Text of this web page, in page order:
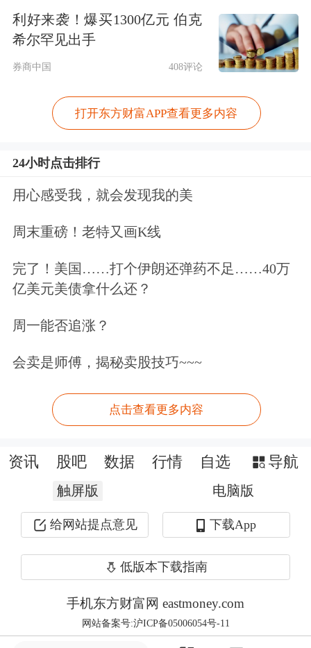
至于重量级版本Gemini 3.5 Pro，目前仅
在内部使用，预计下月才会向更广泛的
在AI智能体方面，谷歌推出了Gemini
Spark，这是Gemini应用中一款新型通
用AI智能体，能够对关联应用中的信息
够管理用户的数字生活，并代表用户执
行操作。Gemini Spark目前处于测试阶
段，下周将首先向受信任的测试用户及
Google AI Ultra订阅用户开放。
皮查伊表示：“我们已经将智能体带给
开发者和企业一段时间了。现在，我们
专注于将这种前沿能力安全可靠地带给
消费者，让每个人都能受益。”
随着越来越多的互联网用户使用聊天
器人 ，谷歌正在努力说服传统搜索用户
信任其完成最少输入即可执行的任务。
在公司资本支出大幅上升的情况下，华
尔街关注谷歌是否能实现产品深度整
合，而智能代理功能可能成为重要突破
利好来袭！爆买1300亿元 伯克
希尔罕见出手
券商中国 408评论
打开东方财富APP查看更多内容
24小时点击排行
用心感受我，就会发现我的美
周末重磅！老特又画K线
完了！美国……打个伊朗还弹药不足……40万
亿美元美债拿什么还？
周一能否追涨？
会卖是师傅，揭秘卖股技巧~~~
点击查看更多内容
资讯 股吧 数据 行情 自选 导航
触屏版 电脑版
给网站提点意见 下载App
低版本下载指南
手机东方财富网 eastmoney.com
网站备案号:沪ICP备05006054号-11